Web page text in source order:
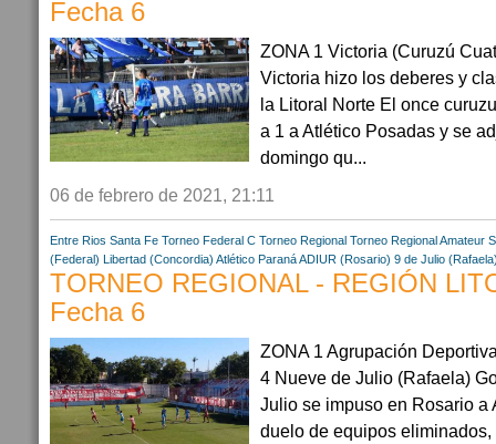
Fecha 6
ZONA 1 Victoria (Curuzú
Victoria hizo los deberes y
la Litoral Norte El once
a 1 a Atlético Posadas y se
domingo qu...
06 de febrero de 2021, 21:11
Entre Rios Santa Fe Torneo Federal C Torneo Regional Torneo Regional Amateur
(Federal) Libertad (Concordia) Atlético ParanáADIUR (Rosario) 9 de Julio
TORNEO REGIONAL - REGIÓN
Fecha 6
ZONA 1 Agrupación
4 Nueve de Julio (Rafaela)
Julio se impuso en Rosario a
duelo de equipos